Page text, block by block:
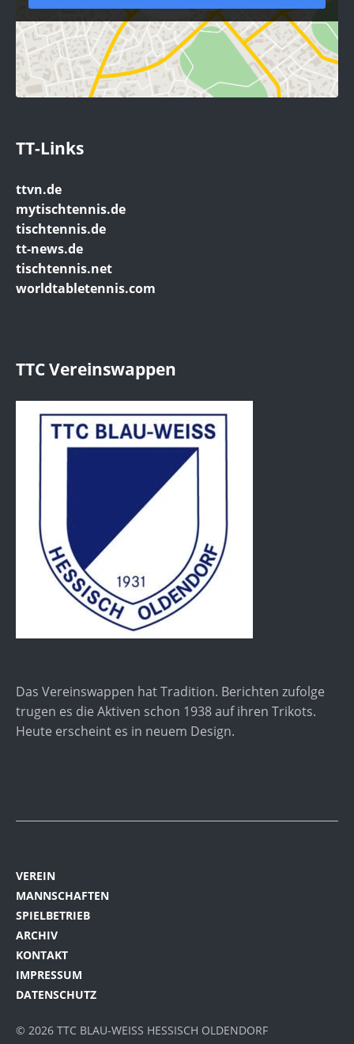
TT-Links
ttvn.de
mytischtennis.de
tischtennis.de
tt-news.de
tischtennis.net
worldtabletennis.com
TTC Vereinswappen
Das Vereinswappen hat Tradition. Berichten zufolge
trugen es die Aktiven schon 1938 auf ihren Trikots.
Heute erscheint es in neuem Design.
© 2026 TTC BLAU-WEISS HESSISCH OLDENDORF
VEREIN
MANNSCHAFTEN
SPIELBETRIEB
ARCHIV
KONTAKT
IMPRESSUM
DATENSCHUTZ